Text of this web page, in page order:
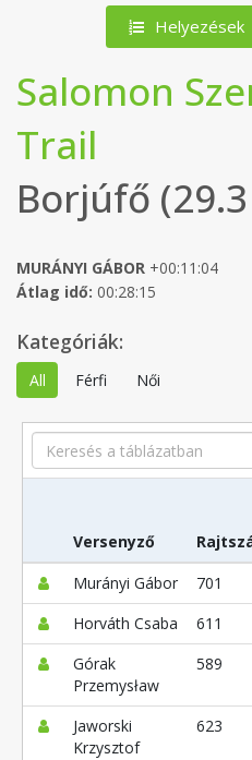
Helyezések
Salomon
Trail
Borjúfő
MURÁNYI GÁBOR +00:11:04
Átlag idő: 00:28:15
Kategóriák:
All Férfi Női
Search
Versenyző
Murányi Gábor
701
Horváth Csaba
611
Górak
Przemysław
589
Jaworski
Krzysztof
623